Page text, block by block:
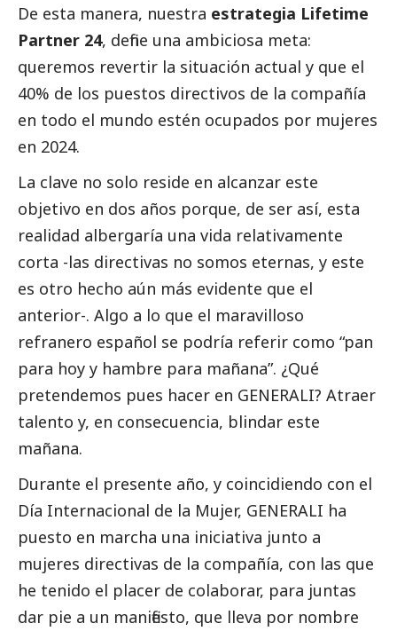
De esta manera, nuestra estrategia Lifetime
Partner 24, define una ambiciosa meta:
queremos revertir la situación actual y que el
40% de los puestos directivos de la compañía
en todo el mundo estén ocupados por mujeres
en 2024.
La clave no solo reside en alcanzar este
objetivo en dos años porque, de ser así, esta
realidad albergaría una vida relativamente
corta -las directivas no somos eternas, y este
es otro hecho aún más evidente que el
anterior-. Algo a lo que el maravilloso
refranero español se podría referir como “pan
para hoy y hambre para mañana”. ¿Qué
pretendemos pues hacer en GENERALI? Atraer
talento y, en consecuencia, blindar este
mañana.
Durante el presente año, y coincidiendo con el
Día Internacional de la Mujer, GENERALI ha
puesto en marcha una iniciativa junto a
mujeres directivas de la compañía, con las que
he tenido el placer de colaborar, para juntas
dar pie a un manifiesto, que lleva por nombre